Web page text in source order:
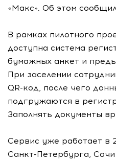
«Макс». Об этом
В рамках пилотного
доступна система
бумажных анкет и
При заселении
QR-код, после чего
подгружаются в
Заполнять документы
Сервис уже работает в
Санкт-Петербурга,